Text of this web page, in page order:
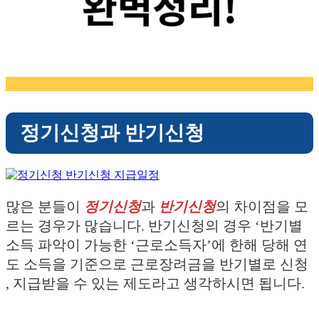
정기신청과 반기신청
많은 분들이 정기신청과 반기신청의 차이점을 모
르는 경우가 많습니다. 반기신청의 경우 ‘반기별
소득 파악이 가능한 ‘근로소득자’에 한해 당해 연
도 소득을 기준으로 근로장려금을 반기별로 신청
, 지급받을 수 있는 제도라고 생각하시면 됩니다.